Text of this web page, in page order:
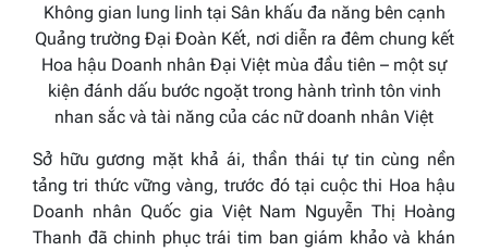
Không gian lung linh tại Sân khấu đa năng bên cạnh
Quảng trường Đại Đoàn Kết, nơi diễn ra đêm chung kết
Hoa hậu Doanh nhân Đại Việt mùa đầu tiên – một sự
kiện đánh dấu bước ngoặt trong hành trình tôn vinh
nhan sắc và tài năng của các nữ doanh nhân Việt
Sở hữu gương mặt khả ái, thần thái tự tin cùng nền
tảng tri thức vững vàng, trước đó tại cuộc thi Hoa hậu
Doanh nhân Quốc gia Việt Nam Nguyễn Thị Hoàng
Thanh đã chinh phục trái tim ban giám khảo và khán